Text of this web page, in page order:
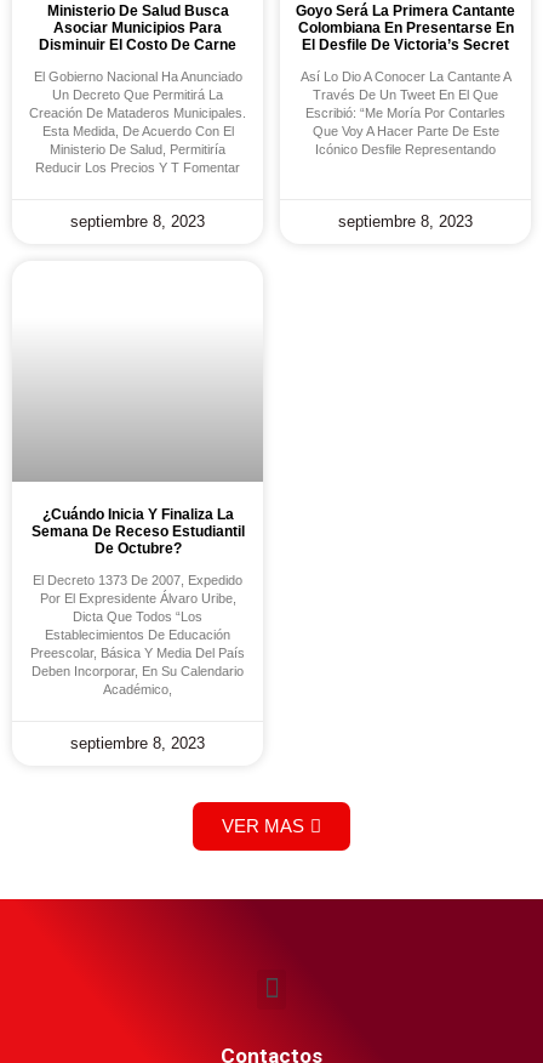
Ministerio De Salud Busca
Asociar Municipios Para
Disminuir El Costo De Carne
El Gobierno Nacional Ha Anunciado
Un Decreto Que Permitirá La
Creación De Mataderos Municipales.
Esta Medida, De Acuerdo Con El
Ministerio De Salud, Permitiría
Reducir Los Precios Y T Fomentar
septiembre 8, 2023
Goyo Será La Primera Cantante
Colombiana En Presentarse En
El Desfile De Victoria’s Secret
Así Lo Dio A Conocer La Cantante A
Través De Un Tweet En El Que
Escribió: “Me Moría Por Contarles
Que Voy A Hacer Parte De Este
Icónico Desfile Representando
septiembre 8, 2023
¿Cuándo Inicia Y Finaliza La
Semana De Receso Estudiantil
De Octubre?
El Decreto 1373 De 2007, Expedido
Por El Expresidente Álvaro Uribe,
Dicta Que Todos “los
Establecimientos De Educación
Preescolar, Básica Y Media Del País
Deben Incorporar, En Su Calendario
Académico,
septiembre 8, 2023
VER MAS
Contactos